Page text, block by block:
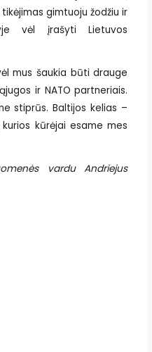
gimtuoju žodžiu ir
vėl įrašyti Lietuvos
mus šaukia būti drauge
ir NATO partneriais.
stiprūs. Baltijos kelias –
kūrėjai esame mes
vardu Andriejus